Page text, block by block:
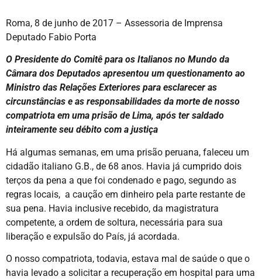
Roma, 8 de junho de 2017 – Assessoria de Imprensa
Deputado Fabio Porta
O Presidente do Comitê para os Italianos no Mundo da
Câmara dos Deputados apresentou um questionamento ao
Ministro das Relações Exteriores para esclarecer as
circunstâncias e as responsabilidades da morte de nosso
compatriota em uma prisão de Lima, após ter saldado
inteiramente seu débito com a justiça
Há algumas semanas, em uma prisão peruana, faleceu um
cidadão italiano G.B., de 68 anos. Havia já cumprido dois
terços da pena a que foi condenado e pago, segundo as
regras locais, a caução em dinheiro pela parte restante de
sua pena. Havia inclusive recebido, da magistratura
competente, a ordem de soltura, necessária para sua
liberação e expulsão do País, já acordada.
O nosso compatriota, todavia, estava mal de saúde o que o
havia levado a solicitar a recuperação em hospital para uma